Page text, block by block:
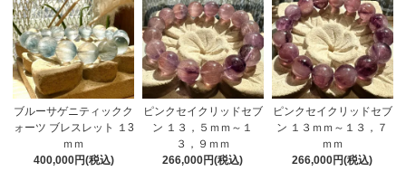
ブルーサゲニティックク
ォーツ ブレスレット １3
ｍｍ
400,000円(税込)
ピンクセイクリッドセブ
ン １３，５ｍｍ～１
３，９ｍｍ
266,000円(税込)
ピンクセイクリッドセブ
ン １３ｍｍ～１３，７
ｍｍ
266,000円(税込)